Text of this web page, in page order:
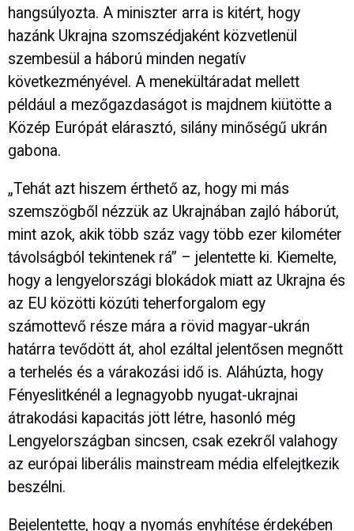
hangsúlyozta. A miniszter arra is kitért, hogy
hazánk Ukrajna szomszédjaként közvetlenül
szembesül a háború minden negatív
következményével. A menekültáradat mellett
például a mezőgazdaságot is majdnem kiütötte a
Közép Európát elárasztó, silány minőségű ukrán
gabona.
„Tehát azt hiszem érthető az, hogy mi más
szemszögből nézzük az Ukrajnában zajló háborút,
mint azok, akik több száz vagy több ezer kilométer
távolságból tekintenek rá” – jelentette ki. Kiemelte,
hogy a lengyelországi blokádok miatt az Ukrajna és
az EU közötti közúti teherforgalom egy
számottevő része mára a rövid magyar-ukrán
határra tevődött át, ahol ezáltal jelentősen megnőtt
a terhelés és a várakozási idő is. Aláhúzta, hogy
Fényeslitkénél a legnagyobb nyugat-ukrajnai
átrakodási kapacitás jött létre, hasonló még
Lengyelországban sincsen, csak ezekről valahogy
az európai liberális mainstream média elfelejtkezik
beszélni.
Bejelentette, hogy a nyomás enyhítése érdekében